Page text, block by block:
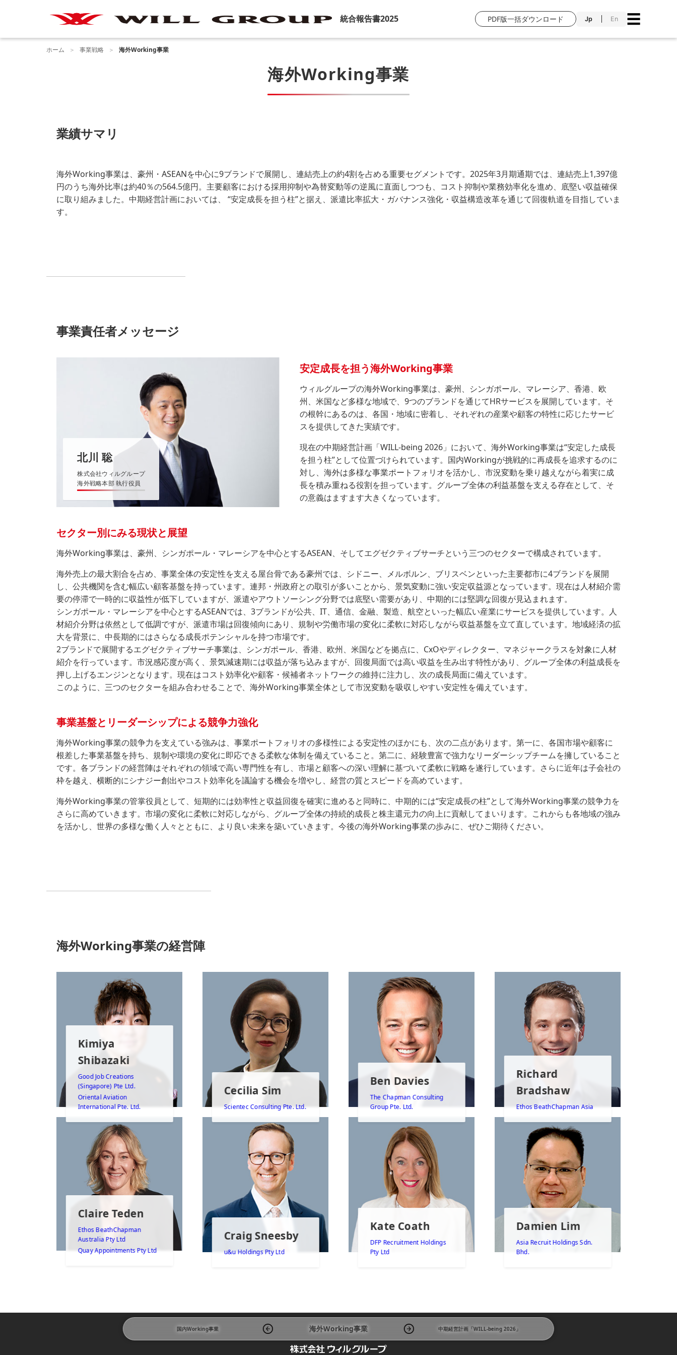
統合報告書2025 PDF版一括ダウンロード Jp En ☰
ホーム 事業戦略 海外Working事業
海外Working事業
業績サマリ
海外Working事業は、豪州・ASEANを中心に9ブランドで展開し、連結売上の約4割を占める重要セグメントです。2025年3月期通期では、連結売上1,397億
円のうち海外比率は約40％の564.5億円。主要顧客における採用抑制や為替変動等の逆風に直面しつつも、コスト抑制や業務効率化を進め、底堅い収益確保
に取り組みました。中期経営計画においては、 “安定成長を担う柱”と据え、派遣比率拡大・ガバナンス強化・収益構造改革を通じて回復軌道を目指していま
す。
事業責任者メッセージ
北川 聡
株式会社ウィルグループ
海外戦略本部 執行役員
安定成長を担う海外Working事業
ウィルグループの海外Working事業は、豪州、シンガポール、マレーシア、香港、欧
州、米国など多様な地域で、9つのブランドを通じてHRサービスを展開しています。そ
の根幹にあるのは、各国・地域に密着し、それぞれの産業や顧客の特性に応じたサービ
スを提供してきた実績です。
現在の中期経営計画「WILL-being 2026」において、海外Working事業は“安定した成長
を担う柱”として位置づけられています。国内Workingが挑戦的に再成長を追求するのに
対し、海外は多様な事業ポートフォリオを活かし、市況変動を乗り越えながら着実に成
長を積み重ねる役割を担っています。グループ全体の利益基盤を支える存在として、そ
の意義はますます大きくなっています。
セクター別にみる現状と展望
海外Working事業は、豪州、シンガポール・マレーシアを中心とするASEAN、そしてエグゼクティブサーチという三つのセクターで構成されています。
海外売上の最大割合を占め、事業全体の安定性を支える屋台骨である豪州では、シドニー、メルボルン、ブリスベンといった主要都市に4ブランドを展開
し、公共機関を含む幅広い顧客基盤を持っています。連邦・州政府との取引が多いことから、景気変動に強い安定収益源となっています。現在は人材紹介需
要の停滞で一時的に収益性が低下していますが、派遣やアウトソーシング分野では底堅い需要があり、中期的には堅調な回復が見込まれます。
シンガポール・マレーシアを中心とするASEANでは、3ブランドが公共、IT、通信、金融、製造、航空といった幅広い産業にサービスを提供しています。人
材紹介分野は依然として低調ですが、派遣市場は回復傾向にあり、規制や労働市場の変化に柔軟に対応しながら収益基盤を立て直しています。地域経済の拡
大を背景に、中長期的にはさらなる成長ポテンシャルを持つ市場です。
2ブランドで展開するエグゼクティブサーチ事業は、シンガポール、香港、欧州、米国などを拠点に、CxOやディレクター、マネジャークラスを対象に人材
紹介を行っています。市況感応度が高く、景気減速期には収益が落ち込みますが、回復局面では高い収益を生み出す特性があり、グループ全体の利益成長を
押し上げるエンジンとなります。現在はコスト効率化や顧客・候補者ネットワークの維持に注力し、次の成長局面に備えています。
このように、三つのセクターを組み合わせることで、海外Working事業全体として市況変動を吸収しやすい安定性を備えています。
事業基盤とリーダーシップによる競争力強化
海外Working事業の競争力を支えている強みは、事業ポートフォリオの多様性による安定性のほかにも、次の二点があります。第一に、各国市場や顧客に
根差した事業基盤を持ち、規制や環境の変化に即応できる柔軟な体制を備えていること。第二に、経験豊富で強力なリーダーシップチームを擁していること
です。各ブランドの経営陣はそれぞれの領域で高い専門性を有し、市場と顧客への深い理解に基づいて柔軟に戦略を遂行しています。さらに近年は子会社の
枠を越え、横断的にシナジー創出やコスト効率化を議論する機会を増やし、経営の質とスピードを高めています。
海外Working事業の管掌役員として、短期的には効率性と収益回復を確実に進めると同時に、中期的には“安定成長の柱”として海外Working事業の競争力を
さらに高めていきます。市場の変化に柔軟に対応しながら、グループ全体の持続的成長と株主還元力の向上に貢献してまいります。これからも各地域の強み
を活かし、世界の多様な働く人々とともに、より良い未来を築いていきます。今後の海外Working事業の歩みに、ぜひご期待ください。
海外Working事業の経営陣
Kimiya
Shibazaki
Good Job Creations
(Singapore) Pte Ltd.
Oriental Aviation
International Pte. Ltd.
Cecilia Sim
Scientec Consulting Pte. Ltd.
Ben Davies
The Chapman Consulting
Group Pte. Ltd.
Richard
Bradshaw
Ethos BeathChapman Asia
Claire Teden
Ethos BeathChapman
Australia Pty Ltd
Quay Appointments Pty Ltd
Craig Sneesby
u&u Holdings Pty Ltd
Kate Coath
DFP Recruitment Holdings
Pty Ltd
Damien Lim
Asia Recruit Holdings Sdn.
Bhd.
国内Working事業 海外Working事業 中期経営計画「WILL-being 2026」